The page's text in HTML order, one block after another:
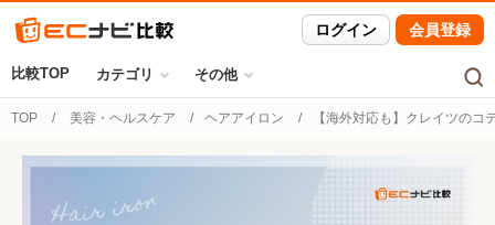
ログイン 会員登録
比較TOP カテゴリ その他
TOP 美容・ヘルスケア ヘアアイロン 【海外対応も】クレイツの